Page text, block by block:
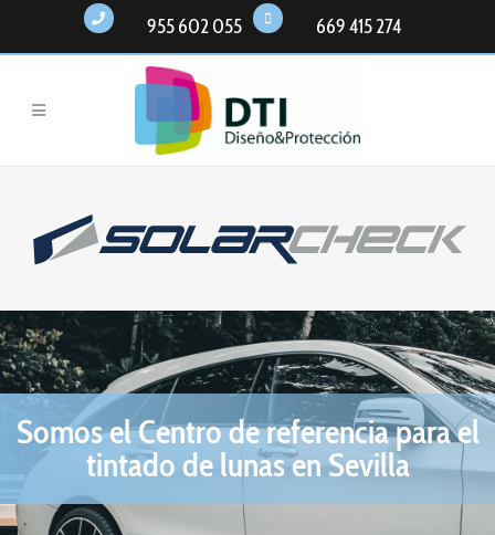
955 602 055 669 415 274
CONTACTA AQUÍ
Somos el Centro de referencia para el
tintado de lunas en Sevilla